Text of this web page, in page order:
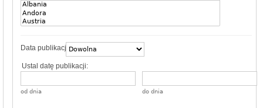
Data publikacji
Ustal datę publikacji:
od dnia do dnia